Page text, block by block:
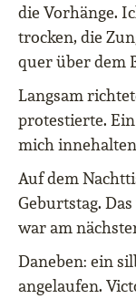
die Vorhänge.
trocken, die
quer über dem
Langsam
protestierte.
mich
Auf dem
Geburtstag.
war am
Daneben: ein
angelaufen.